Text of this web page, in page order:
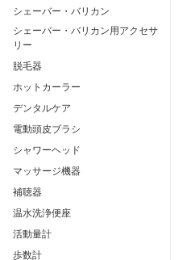
シェーバー・バリカン
シェーバー・バリカン用アクセサ
リー
脱毛器
ホットカーラー
デンタルケア
電動頭皮ブラシ
シャワーヘッド
マッサージ機器
補聴器
温水洗浄便座
活動量計
歩数計